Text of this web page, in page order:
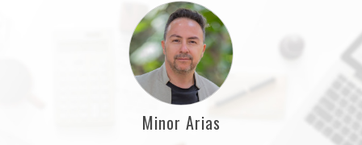
Minor Arias